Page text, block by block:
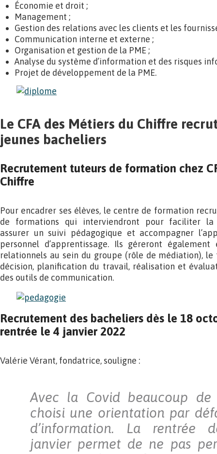
Économie et droit ;
Management ;
Gestion des relations avec les clients et les
Communication interne et externe ;
Organisation et gestion de la PME ;
Analyse du système d’information et des risques
Projet de développement de la PME.
Le CFA des Métiers du Chiffre
jeunes bacheliers
Recrutement tuteurs de formation chez
Chiffre
Pour encadrer ses élèves, le centre de formation
de formations qui interviendront pour faciliter la
assurer un suivi pédagogique et accompagner
personnel d’apprentissage. Ils géreront
relationnels au sein du groupe (rôle de médiation),
décision, planification du travail, réalisation et
des outils de communication.
Recrutement des bacheliers dès le 18
rentrée le 4 janvier 2022
Valérie Vérant, fondatrice, souligne :
Avec la Covid beaucoup
choisi une orientation par
d’information. La rentrée
janvier permet de ne pas